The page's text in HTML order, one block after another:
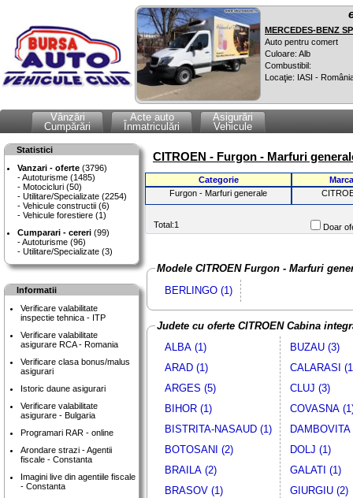
MERCEDES-BENZ
Auto pentru comert
Culoare: Alb
Combustibil:
Locaţie: IASI -
Vânzări
Cumpărări
Acte auto
Înmatriculări
Asigurări
Vehicule
Statistici
Vanzari - oferte (3796)
Autoturisme (1485)
Motocicluri (50)
Utilitare/Specializate (2254)
Vehicule constructii (6)
Vehicule forestiere (1)
Cumparari - cereri (99)
Autoturisme (96)
Utilitare/Specializate (3)
Informatii
Verificare valabilitate
inspectie tehnica - ITP
Verificare valabilitate
asigurare RCA - Romania
Verificare clasa bonus/malus
asigurari
Istoric daune asigurari
Verificare valabilitate
asigurare - Bulgaria
Programari RAR - online
Arondare strazi - Agentii
fiscale - Constanta
Imagini live din agentiile fiscale
- Constanta
CITROEN - Furgon - Marfuri
Categorie
Marca
Furgon - Marfuri generale
Total:1 Doar
Modele CITROEN Furgon - Marfuri
BERLINGO (1)
Judete cu oferte CITROEN Cabina
ALBA (1)
ARAD (1)
ARGES (5)
BIHOR (1)
BISTRITA-NASAUD (1)
BOTOSANI (2)
BRAILA (2)
BRASOV (1)
BUZAU (3)
CALARASI
CLUJ (3)
COVASNA
DAMBOVITA
DOLJ (1)
GALATI (1)
GIURGIU (2)